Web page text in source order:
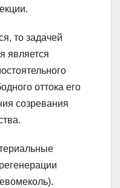
то задачей
является
оттока его
созревания